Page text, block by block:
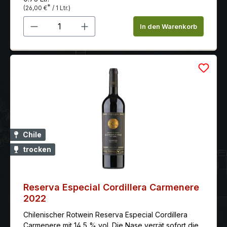
(26,00 €* / 1 Ltr.)
Produkt Anzahl: Gib denIn den Warenkorb
Chile
trocken
Reserva Especial Cordillera Carmenere
2022
Chilenischer Rotwein Reserva Especial Cordillera
Carmenere mit 14,5 % vol. Die Nase verrät sofort die